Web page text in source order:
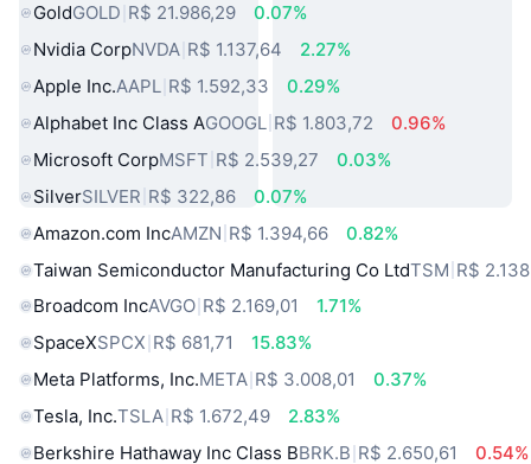
GoldGOLD R$ 21.986,29
0.07%
Nvidia CorpNVDA R$ 1.137,64
2.27%
Apple Inc.AAPL R$ 1.592,33
0.29%
Alphabet Inc Class AGOOGL R$ 1.803,72
0.96%
Microsoft CorpMSFT R$ 2.539,27
0.03%
SilverSILVER R$ 322,86
0.07%
Amazon.com IncAMZN R$ 1.394,66
0.82%
Taiwan Semiconductor Manufacturing Co LtdTSM R$
Broadcom IncAVGO R$ 2.169,01
1.71%
SpaceXSPCX R$ 681,71
15.83%
Meta Platforms, Inc.META R$ 3.008,01
0.37%
Tesla, Inc.TSLA R$ 1.672,49
2.83%
Berkshire Hathaway Inc Class BBRK.B R$ 2.650,61
0.54%